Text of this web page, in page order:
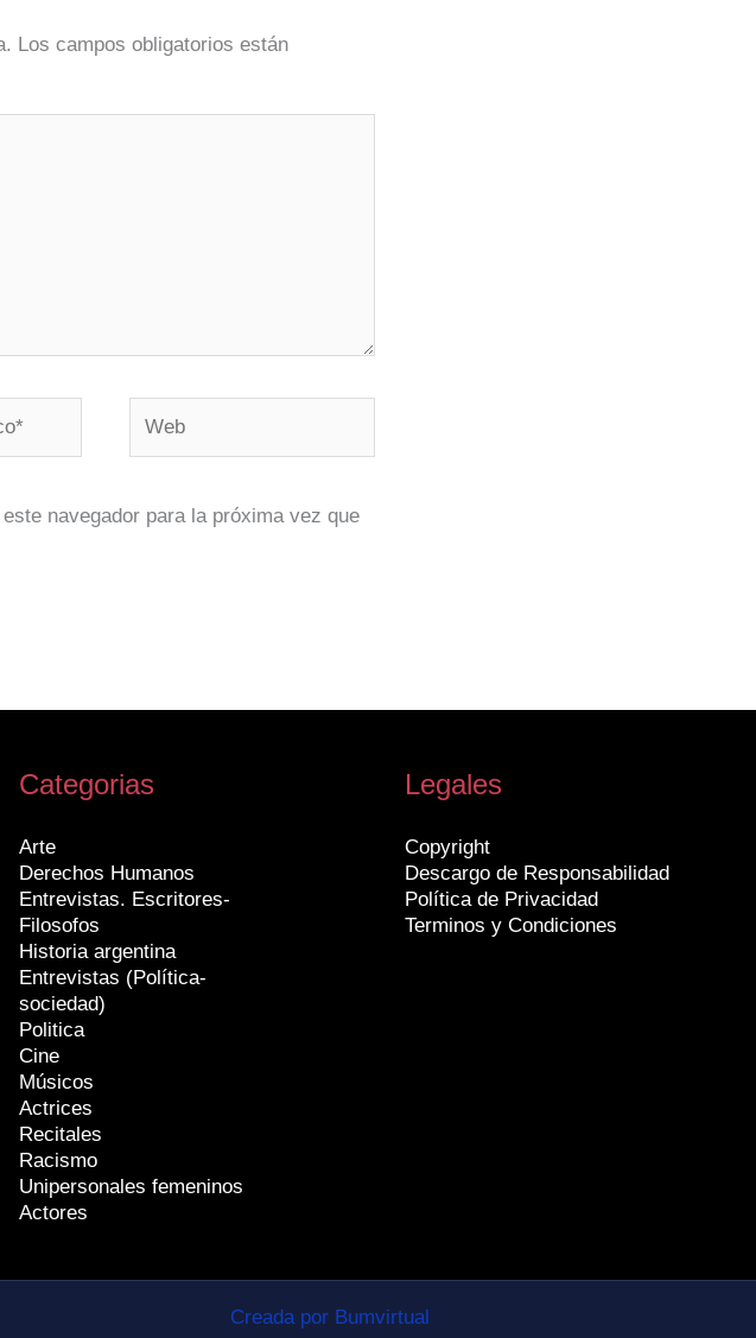
Los campos obligatorios están
navegador para la próxima vez que
Categorias
Arte
Derechos Humanos
Entrevistas. Escritores-
Filosofos
Historia argentina
Entrevistas (Política-
sociedad)
Politica
Cine
Músicos
Actrices
Recitales
Racismo
Unipersonales femeninos
Actores
Legales
Copyright
Descargo de Responsabilidad
Política de Privacidad
Terminos y Condiciones
Creada por Bumvirtual